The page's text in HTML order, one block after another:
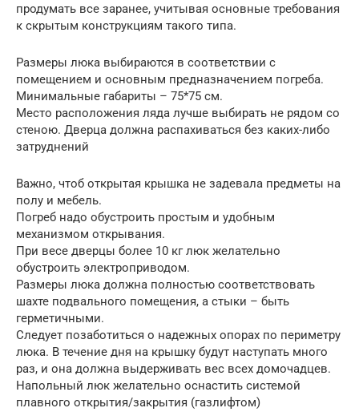
продумать все заранее, учитывая основные требования
к скрытым конструкциям такого типа.
Размеры люка выбираются в соответствии с
помещением и основным предназначением погреба.
Минимальные габариты – 75*75 см.
Место расположения ляда лучше выбирать не рядом со
стеною. Дверца должна распахиваться без каких-либо
затруднений
Важно, чтоб открытая крышка не задевала предметы на
полу и мебель.
Погреб надо обустроить простым и удобным
механизмом открывания.
При весе дверцы более 10 кг люк желательно
обустроить электроприводом.
Размеры люка должна полностью соответствовать
шахте подвального помещения, а стыки – быть
герметичными.
Следует позаботиться о надежных опорах по периметру
люка. В течение дня на крышку будут наступать много
раз, и она должна выдерживать вес всех домочадцев.
Напольный люк желательно оснастить системой
плавного открытия/закрытия (газлифтом)